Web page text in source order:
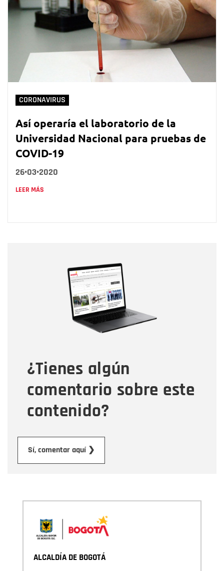
CORONAVIRUS
Así operaría el laboratorio de la
Universidad Nacional para pruebas de
COVID-19
26•03•2020
LEER MÁS
¿Tienes algún
comentario sobre este
contenido?
Sí, comentar aquí ❯
Correo electrónico
Tipo de comentario
Mensaje
ALCALDÍA DE BOGOTÁ